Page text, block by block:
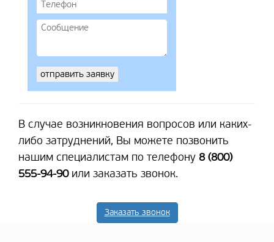
В случае возникновения вопросов или каких-
либо затруднений, Вы можете позвонить
нашим специалистам по телефону 8 (800)
555-94-90или заказать звонок.
Заказать звонок